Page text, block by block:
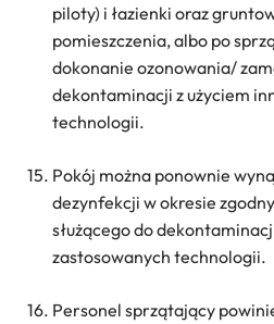
piloty) i łazienki oraz
pomieszczenia, albo po
dokonanie ozonowania/
dekontaminacji z użyciem
technologii.
Pokój można ponownie
dezynfekcji w okresie
służącego do
zastosowanych technologii.
Personel sprzątający